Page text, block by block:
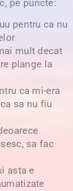
pe puncte:
pentru ca nu
mult decat
plange la
ca mi-era
sa nu fiu
sa fac
asta e